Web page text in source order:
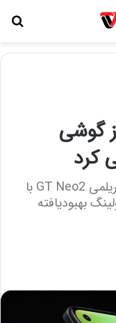
گوشی
ریلمی امروز طی برگزاری یک مراسم از ریلمی GT Neo2 با
و سیستم کولینگ بهبودیافته